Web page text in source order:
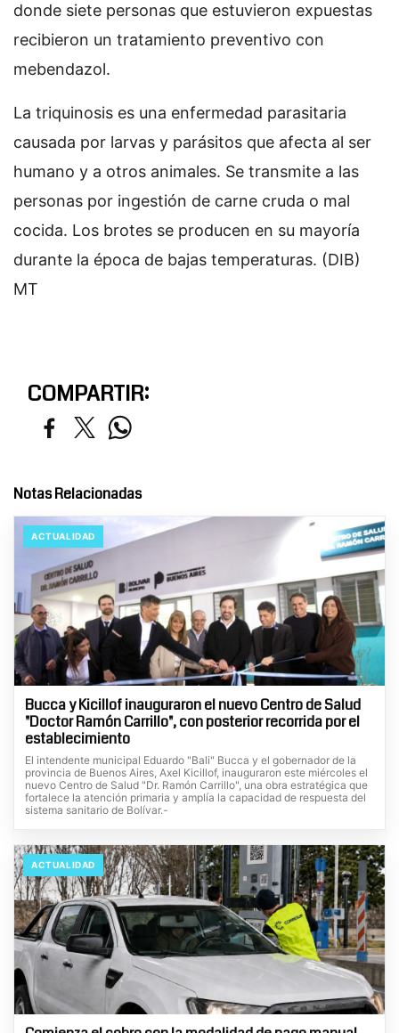
donde siete personas que estuvieron expuestas
recibieron un tratamiento preventivo con
mebendazol.
La triquinosis es una enfermedad parasitaria
causada por larvas y parásitos que afecta al ser
humano y a otros animales. Se transmite a las
personas por ingestión de carne cruda o mal
cocida. Los brotes se producen en su mayoría
durante la época de bajas temperaturas. (DIB)
MT
COMPARTIR:
Notas Relacionadas
ACTUALIDAD
Bucca y Kicillof inauguraron el nuevo Centro de Salud
"Doctor Ramón Carrillo", con posterior recorrida por el
establecimiento
El intendente municipal Eduardo "Bali" Bucca y el gobernador de la
provincia de Buenos Aires, Axel Kicillof, inauguraron este miércoles el
nuevo Centro de Salud "Dr. Ramón Carrillo", una obra estratégica que
fortalece la atención primaria y amplía la capacidad de respuesta del
sistema sanitario de Bolívar.-
ACTUALIDAD